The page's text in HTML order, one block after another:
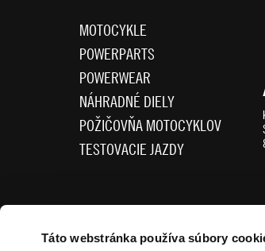
Táto webstránka používa súbory
MOTOCYKLE
POWERPARTS
POWERWEAR
NÁHRADNÉ DIELY
POŽIČOVŇA MOTOCYKLOV
TESTOVACIE JAZDY